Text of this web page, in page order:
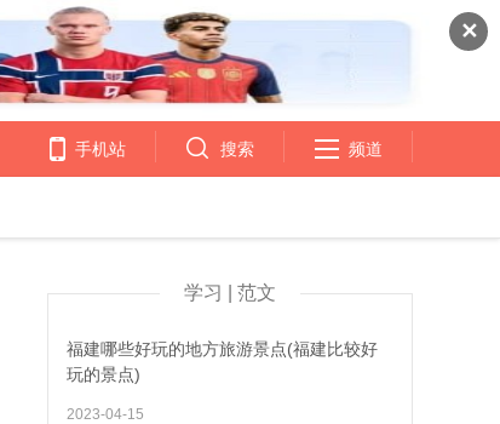
✕
手机站 搜索 频道
学习 | 范文
福建哪些好玩的地方旅游景点(福建比较好
玩的景点)
2023-04-15